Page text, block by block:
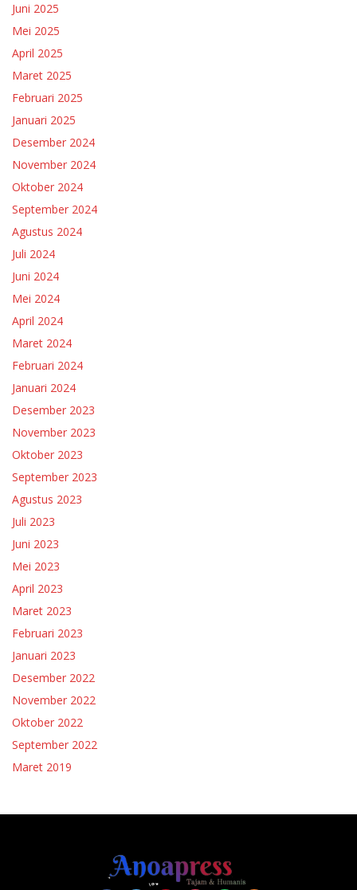
Juni 2025
Mei 2025
April 2025
Maret 2025
Februari 2025
Januari 2025
Desember 2024
November 2024
Oktober 2024
September 2024
Agustus 2024
Juli 2024
Juni 2024
Mei 2024
April 2024
Maret 2024
Februari 2024
Januari 2024
Desember 2023
November 2023
Oktober 2023
September 2023
Agustus 2023
Juli 2023
Juni 2023
Mei 2023
April 2023
Maret 2023
Februari 2023
Januari 2023
Desember 2022
November 2022
Oktober 2022
September 2022
Maret 2019